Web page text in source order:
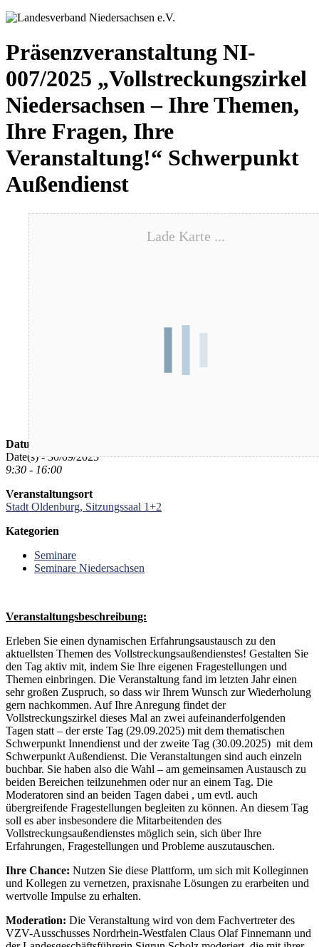
Präsenzveranstaltung NI-
007/2025 „Vollstreckungszirkel
Niedersachsen – Ihre Themen,
Ihre Fragen, Ihre
Veranstaltung!“ Schwerpunkt
Außendienst
Lade Karte ...
Datum/Zeit
Date(s) - 30/09/2025
9:30 - 16:00
Veranstaltungsort
Stadt Oldenburg, Sitzungssaal 1+2
Kategorien
Seminare
Seminare Niedersachsen
Veranstaltungsbeschreibung:
Erleben Sie einen dynamischen Erfahrungsaustausch zu den
aktuellsten Themen des Vollstreckungsaußendienstes! Gestalten Sie
den Tag aktiv mit, indem Sie Ihre eigenen Fragestellungen und
Themen einbringen. Die Veranstaltung fand im letzten Jahr einen
sehr großen Zuspruch, so dass wir Ihrem Wunsch zur Wiederholung
gern nachkommen. Auf Ihre Anregung findet der
Vollstreckungszirkel dieses Mal an zwei aufeinanderfolgenden
Tagen statt – der erste Tag (29.09.2025) mit dem thematischen
Schwerpunkt Innendienst und der zweite Tag (30.09.2025) mit dem
Schwerpunkt Außendienst. Die Veranstaltungen sind auch einzeln
buchbar. Sie haben also die Wahl – am gemeinsamen Austausch zu
beiden Bereichen teilzunehmen oder nur an einem Tag. Die
Moderatoren sind an beiden Tagen dabei , um evtl. auch
übergreifende Fragestellungen begleiten zu können. An diesem Tag
soll es aber insbesondere die Mitarbeitenden des
Vollstreckungsaußendienstes möglich sein, sich über Ihre
Erfahrungen, Fragestellungen und Probleme auszutauschen.
Ihre Chance: Nutzen Sie diese Plattform, um sich mit Kolleginnen
und Kollegen zu vernetzen, praxisnahe Lösungen zu erarbeiten und
wertvolle Impulse zu erhalten.
Moderation: Die Veranstaltung wird von dem Fachvertreter des
VZV-Ausschusses Nordrhein-Westfalen Claus Olaf Finnemann und